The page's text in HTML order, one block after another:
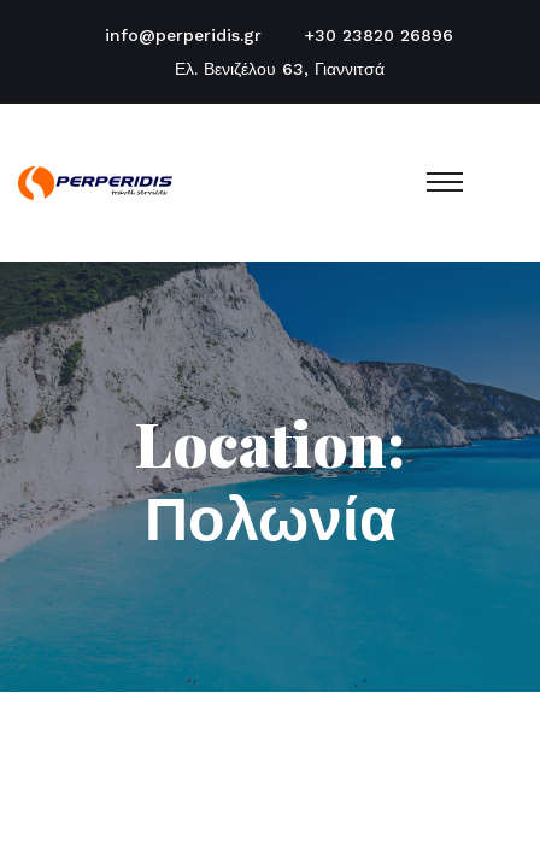
info@perperidis.gr
+30 23820 26896
Ελ. Βενιζέλου 63, Γιαννιτσά
Location:
Πολωνία